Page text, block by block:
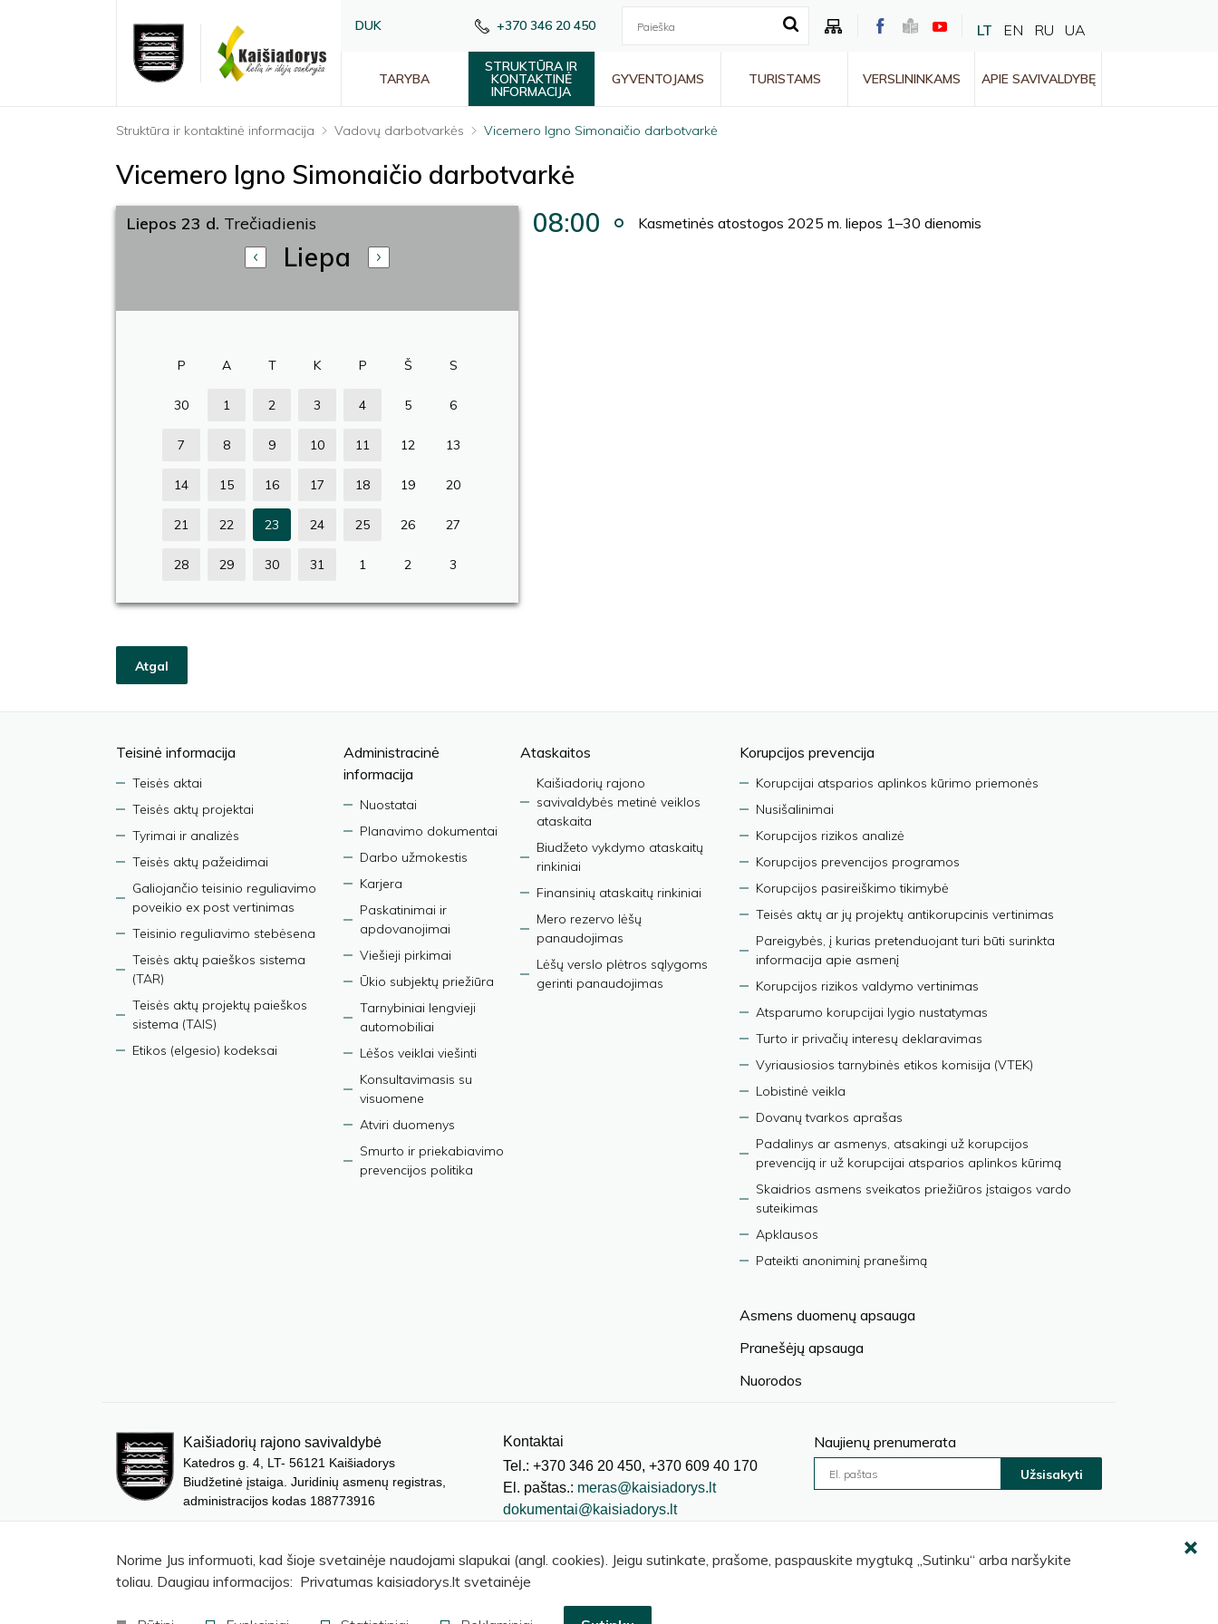
DUK +370 346 20 450 LT EN RU UA
TARYBA
STRUKTŪRA IR
KONTAKTINĖ
INFORMACIJA
GYVENTOJAMS TURISTAMS VERSLININKAMS APIE SAVIVALDYBĘ
Struktūra ir kontaktinė informacija Vadovų darbotvarkės Vicemero Igno Simonaičio darbotvarkė
Vicemero Igno Simonaičio darbotvarkė
Liepos 23 d. Trečiadienis
Liepa
P A T K P Š S
30 1 2 3 4 5 6
7 8 9 10 11 12 13
14 15 16 17 18 19 20
21 22 23 24 25 26 27
28 29 30 31 1 2 3
08:00 Kasmetinės atostogos 2025 m. liepos 1–30 dienomis
Atgal
Teisinė informacija
Teisės aktai
Teisės aktų projektai
Tyrimai ir analizės
Teisės aktų pažeidimai
Galiojančio teisinio reguliavimo
poveikio ex post vertinimas
Teisinio reguliavimo stebėsena
Teisės aktų paieškos sistema
(TAR)
Teisės aktų projektų paieškos
sistema (TAIS)
Etikos (elgesio) kodeksai
Administracinė
informacija
Nuostatai
Planavimo dokumentai
Darbo užmokestis
Karjera
Paskatinimai ir
apdovanojimai
Viešieji pirkimai
Ūkio subjektų priežiūra
Tarnybiniai lengvieji
automobiliai
Lėšos veiklai viešinti
Konsultavimasis su
visuomene
Atviri duomenys
Smurto ir priekabiavimo
prevencijos politika
Ataskaitos
Kaišiadorių rajono
savivaldybės metinė veiklos
ataskaita
Biudžeto vykdymo ataskaitų
rinkiniai
Finansinių ataskaitų rinkiniai
Mero rezervo lėšų
panaudojimas
Lėšų verslo plėtros sąlygoms
gerinti panaudojimas
Korupcijos prevencija
Korupcijai atsparios aplinkos kūrimo priemonės
Nusišalinimai
Korupcijos rizikos analizė
Korupcijos prevencijos programos
Korupcijos pasireiškimo tikimybė
Teisės aktų ar jų projektų antikorupcinis vertinimas
Pareigybės, į kurias pretenduojant turi būti surinkta
informacija apie asmenį
Korupcijos rizikos valdymo vertinimas
Atsparumo korupcijai lygio nustatymas
Turto ir privačių interesų deklaravimas
Vyriausiosios tarnybinės etikos komisija (VTEK)
Lobistinė veikla
Dovanų tvarkos aprašas
Padalinys ar asmenys, atsakingi už korupcijos
prevenciją ir už korupcijai atsparios aplinkos kūrimą
Skaidrios asmens sveikatos priežiūros įstaigos vardo
suteikimas
Apklausos
Pateikti anoniminį pranešimą
Asmens duomenų apsauga
Pranešėjų apsauga
Nuorodos
Kaišiadorių rajono savivaldybė
Katedros g. 4, LT- 56121 Kaišiadorys
Biudžetinė įstaiga. Juridinių asmenų registras,
administracijos kodas 188773916
Kontaktai
Tel.: +370 346 20 450, +370 609 40 170
El. paštas.: meras@kaisiadorys.lt
dokumentai@kaisiadorys.lt
Naujienų prenumerata
Užsisakyti
© 2026 Kaišiadorių rajono savivaldybė
Norime Jus informuoti, kad šioje svetainėje naudojami slapukai (angl. cookies). Jeigu sutinkate, prašome, paspauskite mygtuką „Sutinku“ arba naršykite
toliau. Daugiau informacijos: Privatumas kaisiadorys.lt svetainėje